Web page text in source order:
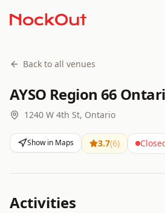
Back to all venues
AYSO Region 66
1240 W 4th St, Ontario
Show in Maps 3.7(6)
Activities